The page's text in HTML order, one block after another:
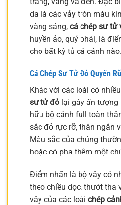
da là các vảy tròn màu
vàng sáng, cá chép sư tử
huyền ảo, quý phái, là
cho bất kỳ tủ cá cảnh nào.
Cá Chép Sư Tử Đỏ Quyến Rũ
Khác với các loài có
sư tử đỏ lại gây ấn
hữu bộ cánh full toàn
sắc đỏ rực rỡ, thân ngắn
Màu sắc của chúng
hoặc có pha thêm một
Điểm nhấn là bộ vây có
theo chiều dọc, thướt tha
vây của các loài chép